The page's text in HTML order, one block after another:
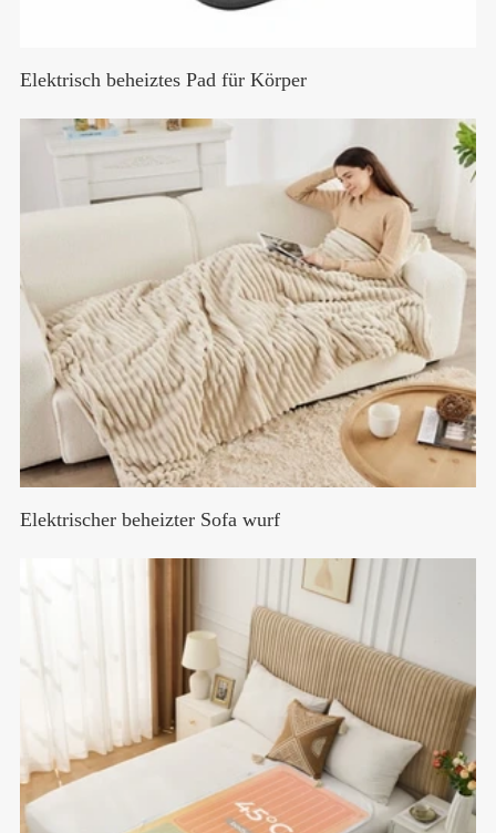
Elektrisch beheiztes Pad für Körper
Elektrischer beheizter Sofa wurf